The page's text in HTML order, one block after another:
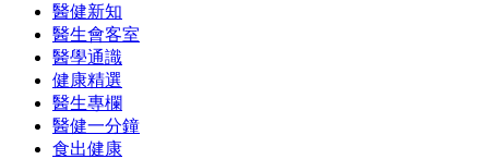
醫健新知
醫生會客室
醫學通識
健康精選
醫生專欄
醫健一分鐘
食出健康